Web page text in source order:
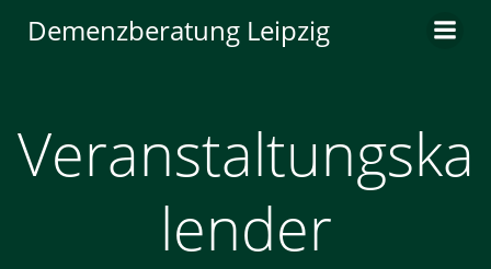
Inhalt
Demenzberatung Leipzig
Veranstaltungska
lender